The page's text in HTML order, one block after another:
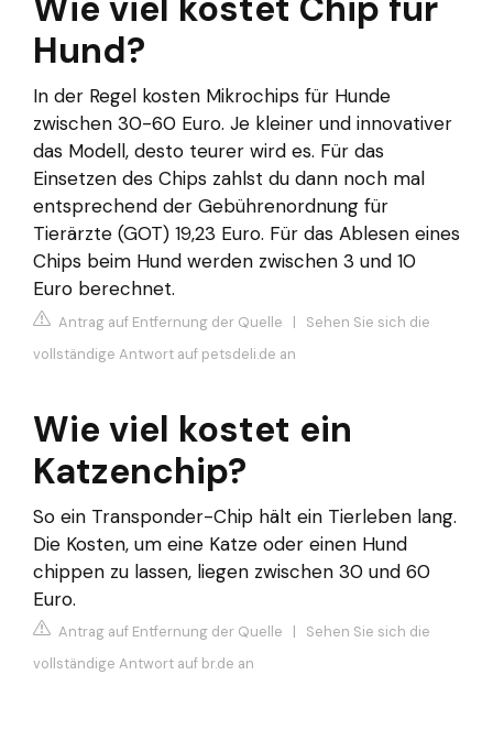
Hund?
In der Regel kosten Mikrochips für Hunde
zwischen 30-60 Euro. Je kleiner und innovativer
das Modell, desto teurer wird es. Für das
Einsetzen des Chips zahlst du dann noch mal
entsprechend der Gebührenordnung für
Tierärzte (GOT) 19,23 Euro. Für das Ablesen eines
Chips beim Hund werden zwischen 3 und 10
Euro berechnet.
Antrag auf Entfernung der Quelle | Sehen Sie sich die
vollständige Antwort auf petsdeli.de an
Wie viel kostet ein
Katzenchip?
So ein Transponder-Chip hält ein Tierleben lang.
Die Kosten, um eine Katze oder einen Hund
chippen zu lassen, liegen zwischen 30 und 60
Euro.
Antrag auf Entfernung der Quelle | Sehen Sie sich die
vollständige Antwort auf br.de an